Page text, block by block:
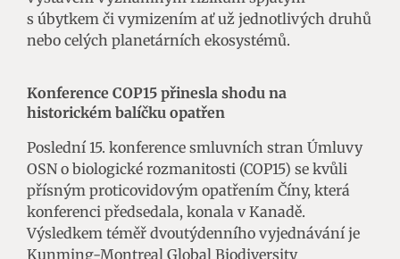
s úbytkem či vymizením ať už jednotlivých druhů
nebo celých planetárních ekosystémů.
Konference COP15 přinesla shodu na
historickém balíčku opatřen
Poslední 15. konference smluvních stran Úmluvy
OSN o biologické rozmanitosti (COP15) se kvůli
přísným proticovidovým opatřením Číny, která
konferenci předsedala, konala v Kanadě.
Výsledkem téměř dvoutýdenního vyjednávání je
Kunming-Montreal Global Biodiversity